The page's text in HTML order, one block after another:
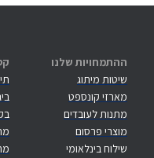
ההתמחויות שלנו
שיטות מיתוג
מארזי קונספט
מתנות לעובדים
מוצרי פרסום
שילוח בינלאומי